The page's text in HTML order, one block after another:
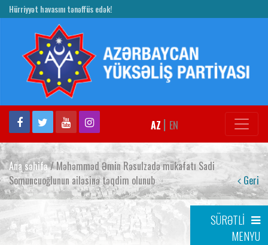
Hürriyyət havasını tənəffüs edək!
AZ | EN
Ana səhifə/ Məhəmməd Əmin Rəsulzadə mükafatı Sadi
Somuncuoğlunun ailəsinə təqdim olunub
Geri
SÜRƏTLİ
MENYU